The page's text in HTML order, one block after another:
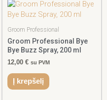
Groom Professional
Groom Professional Bye
Bye Buzz Spray, 200 ml
12,00 € su PVM
Į krepšelį